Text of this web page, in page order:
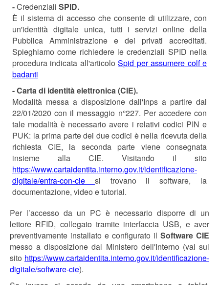
-Credenziali SPID.
È il sistema di accesso che consente di utilizzare, con
un'identità digitale unica, tutti i servizi online della
Pubblica Amministrazione e dei privati accreditati.
Spieghiamo come richiedere le credenziali SPID nella
procedura indicata all'articoloSpid per assumere colf e
badanti
-Carta di identità elettronica(CIE).
Modalità messa a disposizione dall'Inps a partire dal
22/01/2020 con il messaggio n°227. Per accedere con
tale modalità è necessario avere i relativi codici PIN e
PUK: la prima parte dei due codici è nella ricevuta della
richiesta CIE, la seconda parte viene consegnata
insieme alla CIE. Visitando il sito
https://www.cartaidentita.interno.gov.it/identificazione-
digitale/entra-con-cie si trovano il software, la
documentazione, video e tutorial.
Per l’accesso da un PC è necessario disporre di un
lettore RFID, collegato tramite interfaccia USB, e aver
preventivamente installato e configurato il Software CIE
messo a disposizione dal Ministero dell'Interno (vai sul
sito https://www.cartaidentita.interno.gov.it/identificazione-
digitale/software-cie).